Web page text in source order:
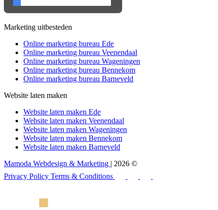
Marketing uitbesteden
Online marketing bureau Ede
Online marketing bureau Veenendaal
Online marketing bureau Wageningen
Online marketing bureau Bennekom
Online marketing bureau Barneveld
Website laten maken
Website laten maken Ede
Website laten maken Veenendaal
Website laten maken Wageningen
Website laten maken Bennekom
Website laten maken Barneveld
Mamoda Webdesign & Marketing | 2026 ©
Privacy Policy Terms & Conditions